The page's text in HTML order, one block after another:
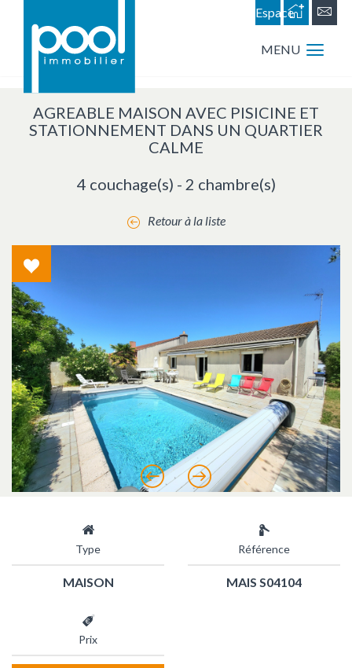
Espace
personnel
MENU
AGREABLE MAISON AVEC PISICINE ET
STATIONNEMENT DANS UN QUARTIER
CALME
4 couchage(s) - 2 chambre(s)
Retour à la liste
Coup
de
coeur
Précédent
Suivant
Type
MAISON
Référence
MAIS S04104
Prix